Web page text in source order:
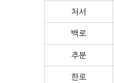
처서
백로
추분
한로